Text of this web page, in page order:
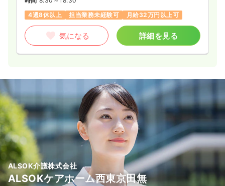
4週8休以上
担当業務未経験可 月給32万円以上可
気になる 詳細を見る
ALSOK介護株式会社
ALSOKケアホーム西東京田無